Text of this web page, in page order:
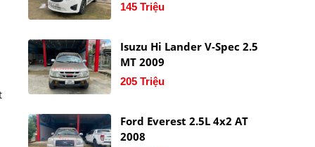
145 Triệu
Isuzu Hi Lander V-Spec 2.5
MT 2009
205 Triệu
Ford Everest 2.5L 4x2 AT
2008